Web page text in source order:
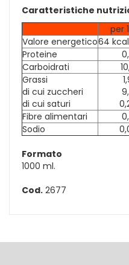
Caratteristiche
per
Valore energetico64
Proteine
Carboidrati
Grassi
di cui zuccheri
di cui saturi
Fibre alimentari
Sodio
Formato
1000 ml.
Cod. 2677